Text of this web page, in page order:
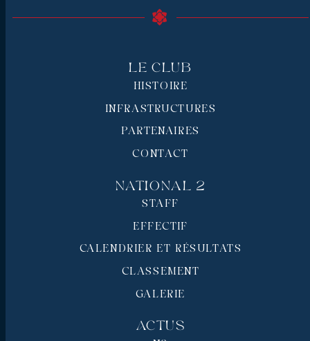
Le Club
HISTOIRE
INFRASTRUCTURES
PARTENAIRES
CONTACT
National 2
STAFF
EFFECTIF
CALENDRIER ET RÉSULTATS
CLASSEMENT
GALERIE
Actus